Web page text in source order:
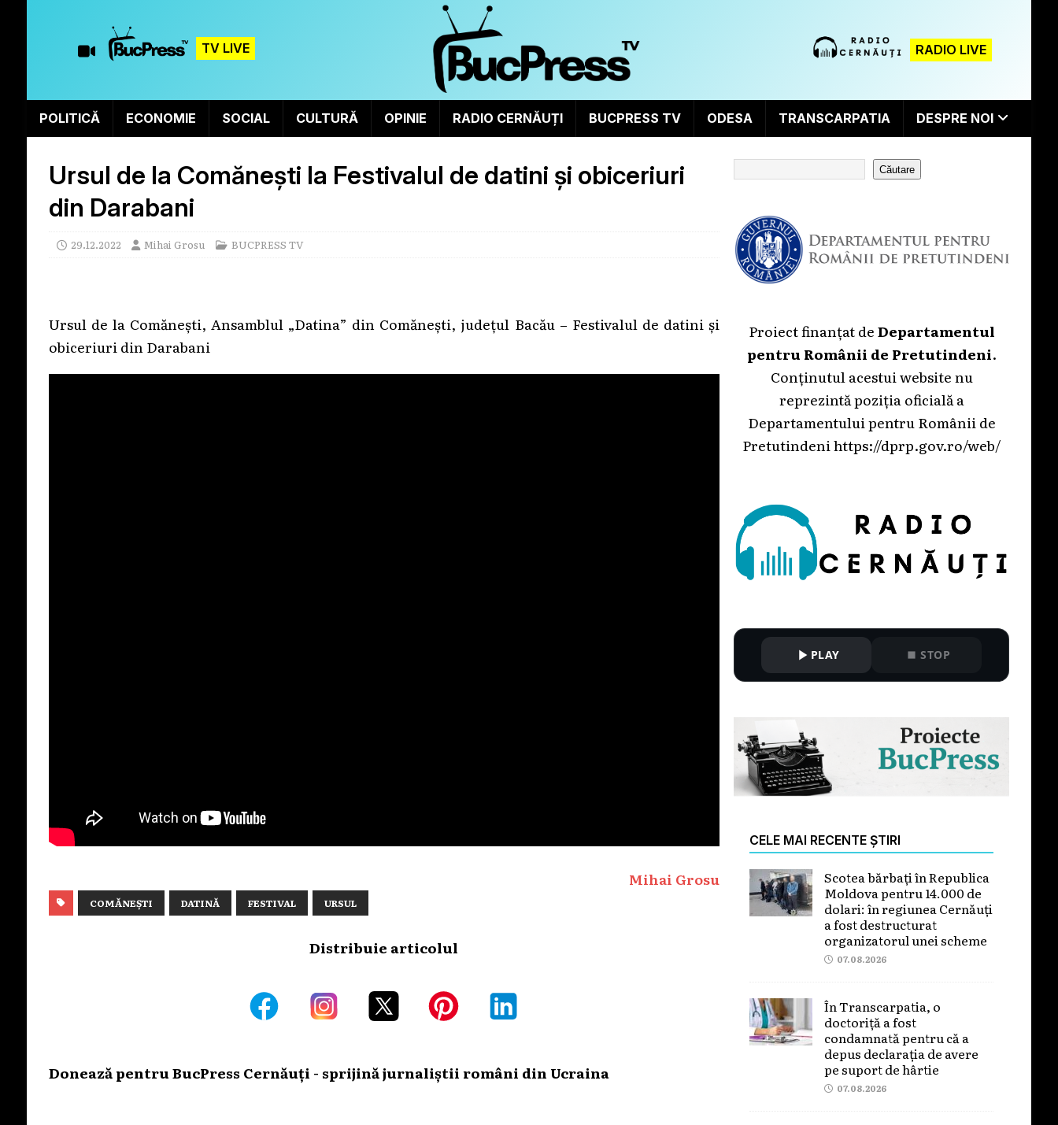
TV LIVE RADIO LIVE
POLITICĂ ECONOMIE SOCIAL CULTURĂ OPINIE RADIO CERNĂUȚI BUCPRESS TV ODESA TRANSCARPATIA DESPRE NOI
Ursul de la Comănești la Festivalul de datini și obiceriuri
din Darabani
29.12.2022 Mihai Grosu BUCPRESS TV
Ursul de la Comănești, Ansamblul „Datina” din Comănești, județul Bacău – Festivalul de datini și
obiceriuri din Darabani
Mihai Grosu
COMĂNEȘTI DATINĂ FESTIVAL URSUL
Distribuie articolul
Donează pentru BucPress Cernăuți - sprijină jurnaliștii români din Ucraina
Căutare
Proiect finanțat deDepartamentul
pentru Românii de Pretutindeni.
Conținutul acestui website nu
reprezintă poziția oficială a
Departamentului pentru Românii de
Pretutindenihttps://dprp.gov.ro/web/
PLAY STOP
CELE MAI RECENTE ȘTIRI
Scotea bărbați în Republica
Moldova pentru 14.000 de
dolari: în regiunea Cernăuți
a fost destructurat
organizatorul unei scheme
07.08.2026
În Transcarpatia, o
doctoriță a fost
condamnată pentru că a
depus declarația de avere
pe suport de hârtie
07.08.2026